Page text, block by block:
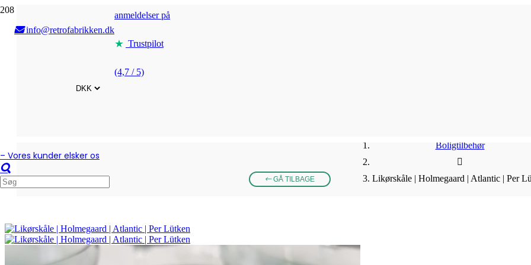
info@retrofabrikken.dk
anmeldelser på
Trustpilot
(4,7 / 5)
– Vores kunder elsker os
GÅ TILBAGE
Boligtilbehør
Likørskåle | Holmegaard | Atlantic | Per